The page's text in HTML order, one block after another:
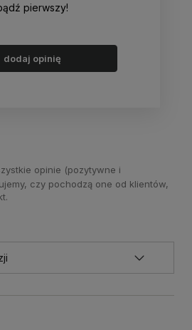
pierwszy!
dodaj opinię
opinie (pozytywne i
czy pochodzą one od klientów,